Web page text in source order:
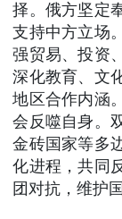
择。俄方坚定
支持中方立场
强贸易、投资
深化教育、文
地区合作内涵
会反噬自身。
金砖国家等多
化进程，共同
团对抗，维护